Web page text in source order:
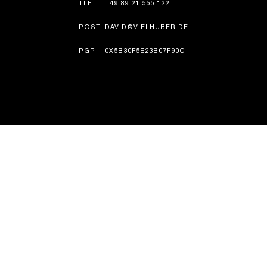
TLF +49 89 21 555 122
POST DAVID@VIELHUBER.DE
PGP 0X5B30F5E23B07F90C